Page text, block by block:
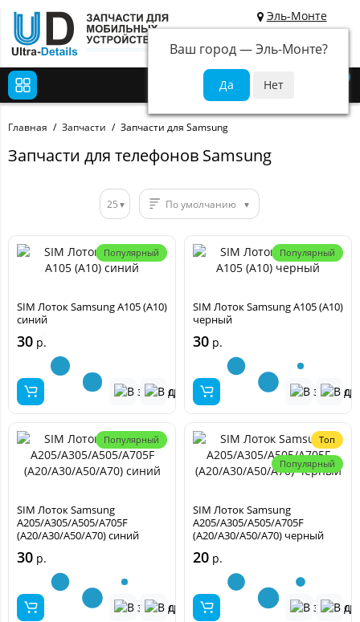
Эль-Монте
Ваш город —Эль-Монте?
Главная Запчасти Запчасти для Samsung
Запчасти для телефонов Samsung
25 По умолчанию
Популярный
SIM Лоток Samsung A105 (A10)
синий
30 р.
Популярный
SIM Лоток Samsung A105 (A10)
черный
30 р.
Популярный
SIM Лоток Samsung
A205/A305/A505/A705F
(A20/A30/A50/A70) синий
30 р.
Топ
Популярный
SIM Лоток Samsung
A205/A305/A505/A705F
(A20/A30/A50/A70) черный
20 р.